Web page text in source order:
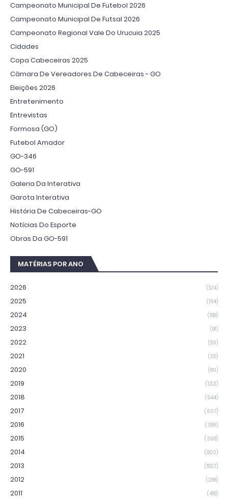
Campeonato Municipal De Futebol 2026
Campeonato Municipal De Futsal 2026
Campeonato Regional Vale Do Urucuia 2025
Cidades
Copa Cabeceiras 2025
Câmara De Vereadores De Cabeceiras - GO
Eleições 2026
Entretenimento
Entrevistas
Formosa (GO)
Futebol Amador
GO-346
GO-591
Galeria Da Interativa
Garota Interativa
História De Cabeceiras-GO
Notícias Do Esporte
Obras Da GO-591
MATÉRIAS POR ANO
2026 (124)
2025 (154)
2024 (188)
2023 (81)
2022 (99)
2021 (55)
2020 (80)
2019 (133)
2018 (544)
2017 (607)
2016 (389)
2015 (368)
2014 (800)
2013 (1827)
2012 (288)
2011 (418)